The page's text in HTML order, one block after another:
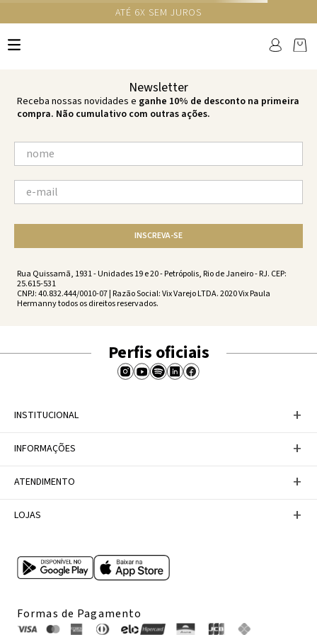
GANHE 10% NA PRIMEIRA COMPRA COM O CUPOM NEWS10
não encontramos resultados para:
'amarillo-ripple-tri-amarillo-
ss201034-1710'
O que você está procurando?